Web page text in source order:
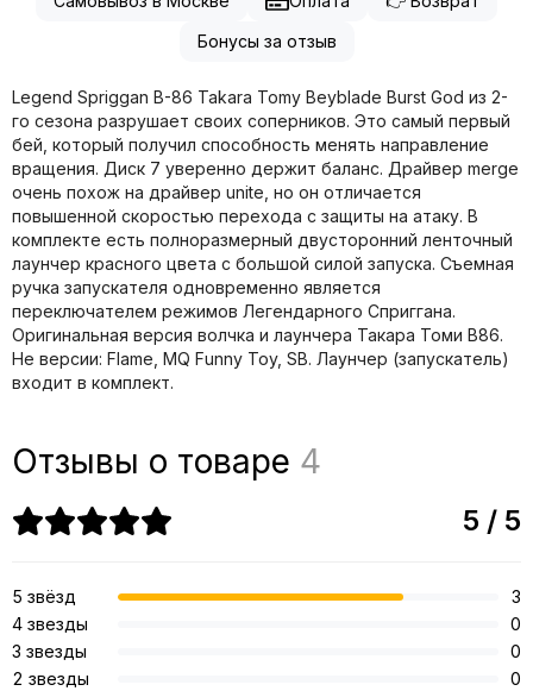
Бонусы за отзыв
Legend Spriggan B-86 Takara Tomy Beyblade Burst God из 2-
го сезона разрушает своих соперников. Это самый первый
бей, который получил способность менять направление
вращения. Диск 7 уверенно держит баланс. Драйвер merge
очень похож на драйвер unite, но он отличается
повышенной скоростью перехода с защиты на атаку. В
комплекте есть полноразмерный двусторонний ленточный
лаунчер красного цвета с большой силой запуска. Съемная
ручка запускателя одновременно является
переключателем режимов Легендарного Сприггана.
Оригинальная версия волчка и лаунчера Такара Томи B86.
Не версии: Flame, MQ Funny Toy, SB. Лаунчер (запускатель)
входит в комплект.
Отзывы о товаре 4
5 / 5
5 звёзд
3
4 звезды
0
3 звезды
0
2 звезды
0